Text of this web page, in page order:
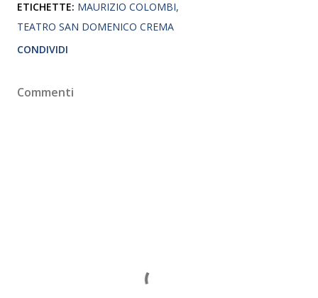
ETICHETTE: MAURIZIO COLOMBI
TEATRO SAN DOMENICO CREMA
CONDIVIDI
Commenti